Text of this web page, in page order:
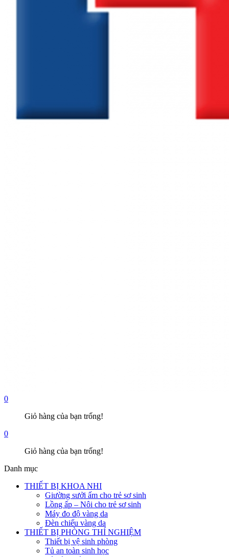
0
Giỏ hàng của bạn trống!
0
Giỏ hàng của bạn trống!
Danh mục
THIẾT BỊ KHOA NHI
Giường sưởi ấm cho trẻ sơ sinh
Lồng ấp – Nôi cho trẻ sơ sinh
Máy đo độ vàng da
Đèn chiếu vàng da
THIẾT BỊ PHÒNG THÍ NGHIỆM
Thiết bị vệ sinh phòng
Tủ an toàn sinh học